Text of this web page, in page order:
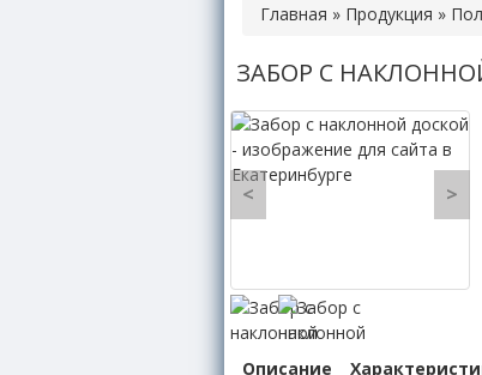
Главная » Продукция »
ЗАБОР С
< >
Описание